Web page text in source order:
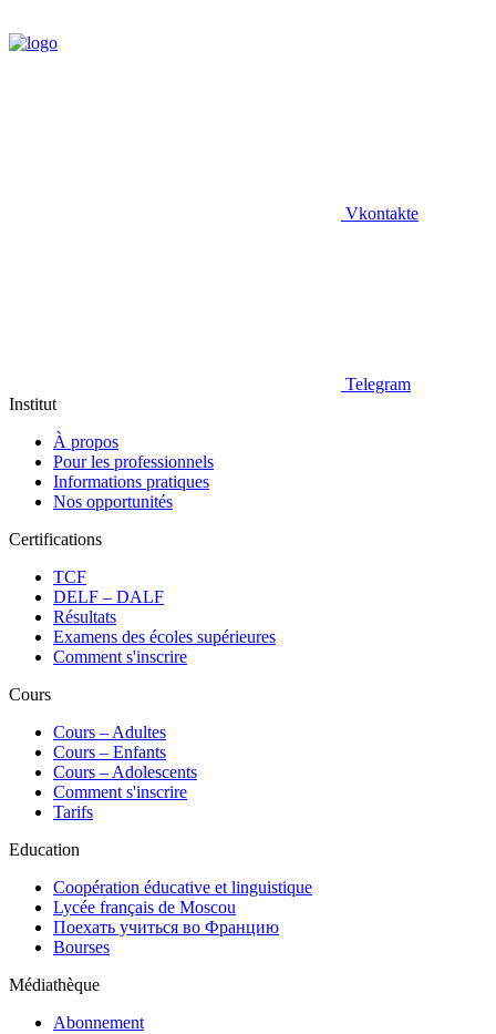
Vkontakte
Telegram
Institut
À propos
Pour les professionnels
Informations pratiques
Nos opportunités
Certifications
TCF
DELF – DALF
Résultats
Examens des écoles supérieures
Comment s'inscrire
Cours
Сours – Adultes
Cours – Enfants
Cours – Adolescents
Comment s'inscrire
Tarifs
Education
Coopération éducative et linguistique
Lycée français de Moscou
Поехать учиться во Францию
Bourses
Médiathèque
Abonnement